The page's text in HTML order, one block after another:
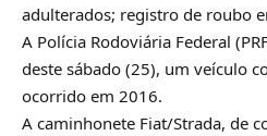
adulterados; registro de roubo
A Polícia Rodoviária Federal
deste sábado (25), um veículo
ocorrido em 2016.
A caminhonete Fiat/Strada, de